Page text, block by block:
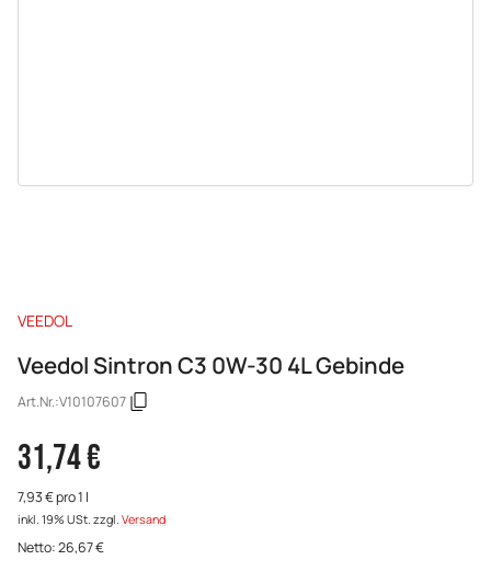
VEEDOL
Veedol Sintron C3 0W-30 4L Gebinde
Art.Nr.:V10107607
31,74 €
7,93 € pro 1 l
inkl. 19% USt. zzgl. Versand
Netto:26,67€